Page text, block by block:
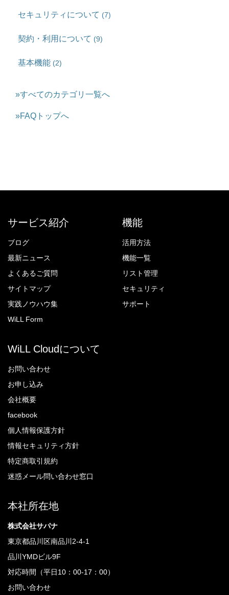
セキュリティについて (7)
契約・利用について (9)
基本機能 (2)
»すべてのカテゴリ一覧へ
»FAQトップへ
サービス紹介
ブログ
最新ニュース
よくあるご質問
サイトマップ
実践ノウハウ集
WiLL Form
機能
活用方法
機能一覧
リスト管理
セキュリティ
サポート
WiLL Cloudについて
お問い合わせ
お申し込み
会社概要
facebook
個人情報保護方針
情報セキュリティ方針
特定商取引規約
迷惑メール問い合わせ窓口
本社所在地
株式会社サパナ
東京都品川区南品川2-4-1
品川YMDビル9F
対応時間（平日10：00-17：00）
お問い合わせ